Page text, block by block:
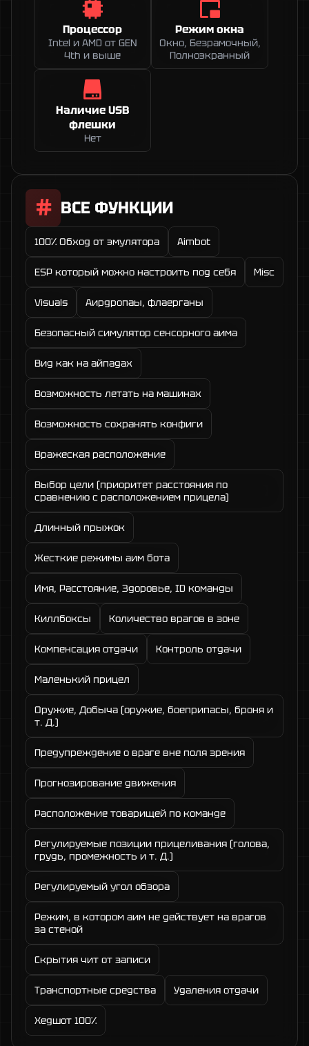
Процессор
Intel и AMD от GEN
4th и выше
Режим окна
Окно, Безрамочный,
Полноэкранный
Наличие USB
флешки
Нет
ВСЕ ФУНКЦИИ
100% Обход от эмулятора Aimbot
ESP который можно настроить под себя Misc
Visuals Аирдропaы, флаерганы
Безопасный симулятор сенсорного аима
Вид как на айпадах
Возможность летать на машинах
Возможность сохранять конфиги
Вражеская расположение
Выбор цели (приоритет расстояния по
сравнению с расположением прицела)
Длинный прыжок
Жесткие режимы аим бота
Имя, Расстояние, Здоровье, ID команды
Киллбоксы Количество врагов в зоне
Компенсация отдачи Контроль отдачи
Маленький прицел
Оружие, Добыча (оружие, боеприпасы, броня и
т. Д.)
Предупреждение о враге вне поля зрения
Прогнозирование движения
Расположение товарищей по команде
Регулируемые позиции прицеливания (голова,
грудь, промежность и т. Д.)
Регулируемый угол обзора
Режим, в котором аим не действует на врагов
за стеной
Скрытия чит от записи
Транспортные средства Удаления отдачи
Хедшот 100%